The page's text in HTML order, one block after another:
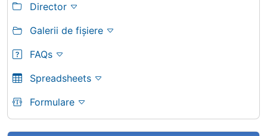
Director
Galerii de fișiere
FAQs
Spreadsheets
Formulare